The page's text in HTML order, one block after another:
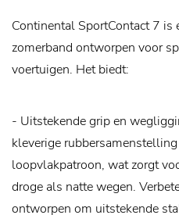
Continental SportContact 7 is
zomerband ontworpen voor
voertuigen. Het biedt:
- Uitstekende grip en
kleverige
loopvlakpatroon, wat zorgt
droge als natte wegen.
ontworpen om uitstekende